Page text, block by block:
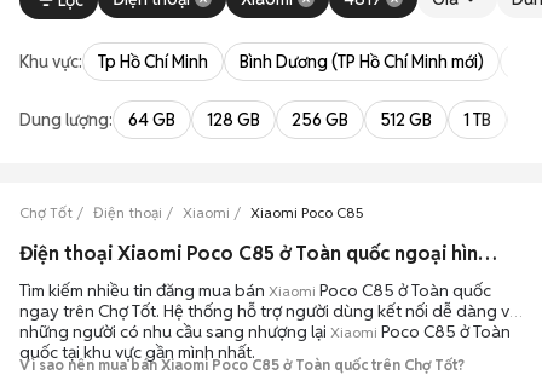
Khu vực: Tp Hồ Chí Minh Bình Dương (TP Hồ Chí Minh mới)
Dung lượng: 64 GB 128 GB 256 GB 512 GB 1 TB
Chợ Tốt Điện thoại Xiaomi Xiaomi Poco C85
Điện thoại Xiaomi Poco C85 ở Toàn quốc ngoại hình đẹp
Tìm kiếm nhiều tin đăng mua bán Xiaomi Poco C85 ở Toàn quốc
ngay trên Chợ Tốt. Hệ thống hỗ trợ người dùng kết nối dễ dàng với
những người có nhu cầu sang nhượng lại Xiaomi Poco C85 ở Toàn
quốc tại khu vực gần mình nhất.
Vì sao nên mua bán Xiaomi Poco C85 ở Toàn quốc trên Chợ Tốt?